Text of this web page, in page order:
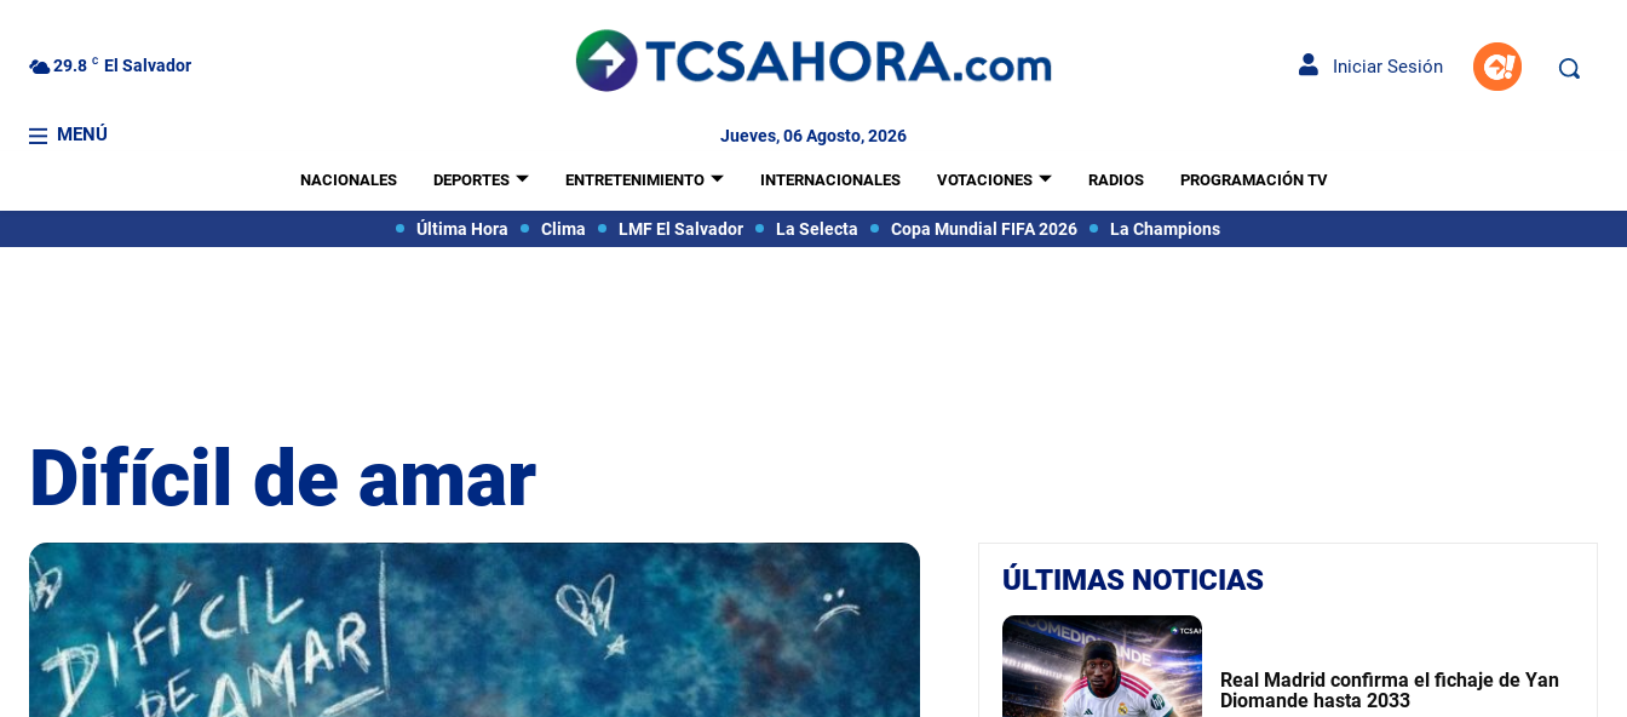
29.8 C El Salvador Iniciar Sesión
MENÚ Jueves, 06 Agosto, 2026
NACIONALES DEPORTES ENTRETENIMIENTO INTERNACIONALES VOTACIONES RADIOS PROGRAMACIÓN TV
Última Hora Clima LMF El Salvador La Selecta Copa Mundial FIFA 2026 La Champions
Difícil de amar
ÚLTIMAS NOTICIAS
Real Madrid confirma el fichaje de Yan
Diomande hasta 2033